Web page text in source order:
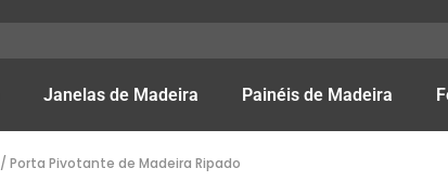
Janelas de Madeira Painéis de Madeira
/ Porta Pivotante de Madeira Ripado